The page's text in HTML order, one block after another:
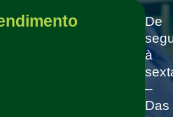
De
à
–
Das